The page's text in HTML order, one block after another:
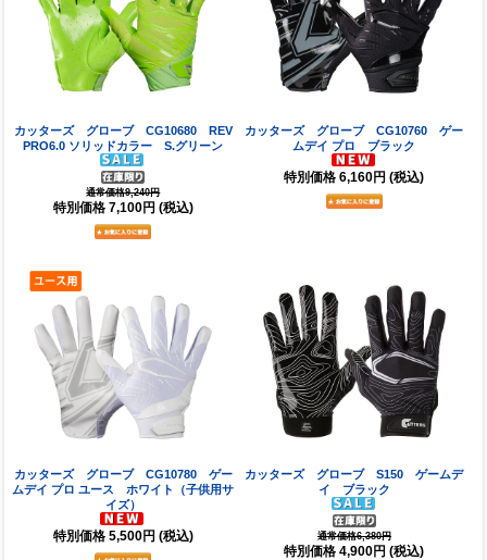
カッターズ グローブ CG10680 REV
PRO6.0 ソリッドカラー S.グリーン
通常価格9,240円
特別価格 7,100円 (税込)
カッターズ グローブ CG10760 ゲー
ムデイ プロ ブラック
特別価格 6,160円 (税込)
カッターズ グローブ CG10780 ゲー
ムデイ プロ ユース ホワイト（子供用サ
イズ）
特別価格 5,500円 (税込)
カッターズ グローブ S150 ゲームデ
イ ブラック
通常価格6,380円
特別価格 4,900円 (税込)